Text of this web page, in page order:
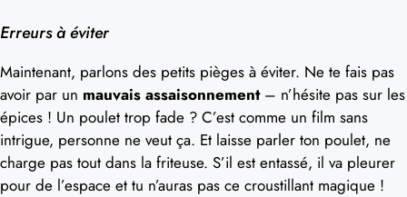
Erreurs à éviter
Maintenant, parlons des petits pièges à éviter. Ne te fais pas
avoir par un mauvais assaisonnement– n’hésite pas sur les
épices ! Un poulet trop fade ? C’est comme un film sans
intrigue, personne ne veut ça. Et laisse parler ton poulet, ne
charge pas tout dans la friteuse. S’il est entassé, il va pleurer
pour de l’espace et tu n’auras pas ce croustillant magique !